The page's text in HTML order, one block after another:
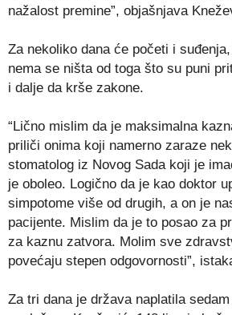
nažalost premine”, objašnjava
Za nekoliko dana će početi i
nema se ništa od toga što su puni
i dalje da krše zakone.
“Lično mislim da je maksimalna
priliči onima koji namerno zaraze
stomatolog iz Novog Sada koji je
je oboleo. Logično da je kao doktor
simpotome više od drugih, a on je
pacijente. Mislim da je to posao za
za kaznu zatvora. Molim sve
povećaju stepen odgovornosti”,
Za tri dana je država naplatila